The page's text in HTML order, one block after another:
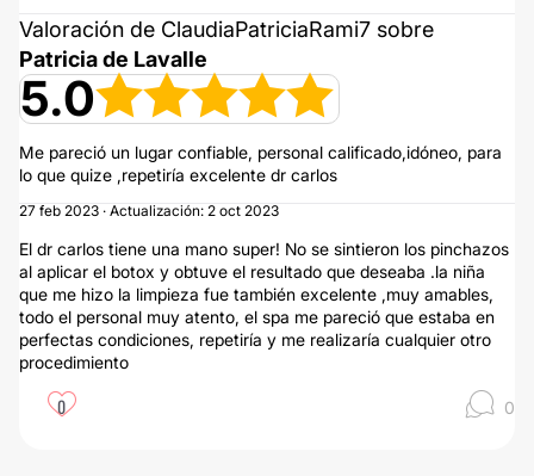
Valoración de ClaudiaPatriciaRami7 sobre
Patricia de Lavalle
5.0
Me pareció un lugar confiable, personal calificado,idóneo, para
lo que quize ,repetiría excelente dr carlos
27 feb 2023 · Actualización: 2 oct 2023
El dr carlos tiene una mano super! No se sintieron los pinchazos
al aplicar el botox y obtuve el resultado que deseaba .la niña
que me hizo la limpieza fue también excelente ,muy amables,
todo el personal muy atento, el spa me pareció que estaba en
perfectas condiciones, repetiría y me realizaría cualquier otro
procedimiento
0 0